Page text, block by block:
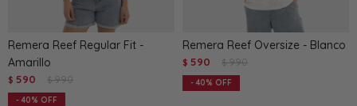
Remera Reef Regular Fit -
Amarillo
$ 590 $ 990
40
Remera Reef Oversize - Blanco
$ 590 $ 990
40